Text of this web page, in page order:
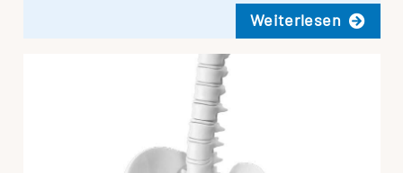
Wei­ter­le­sen